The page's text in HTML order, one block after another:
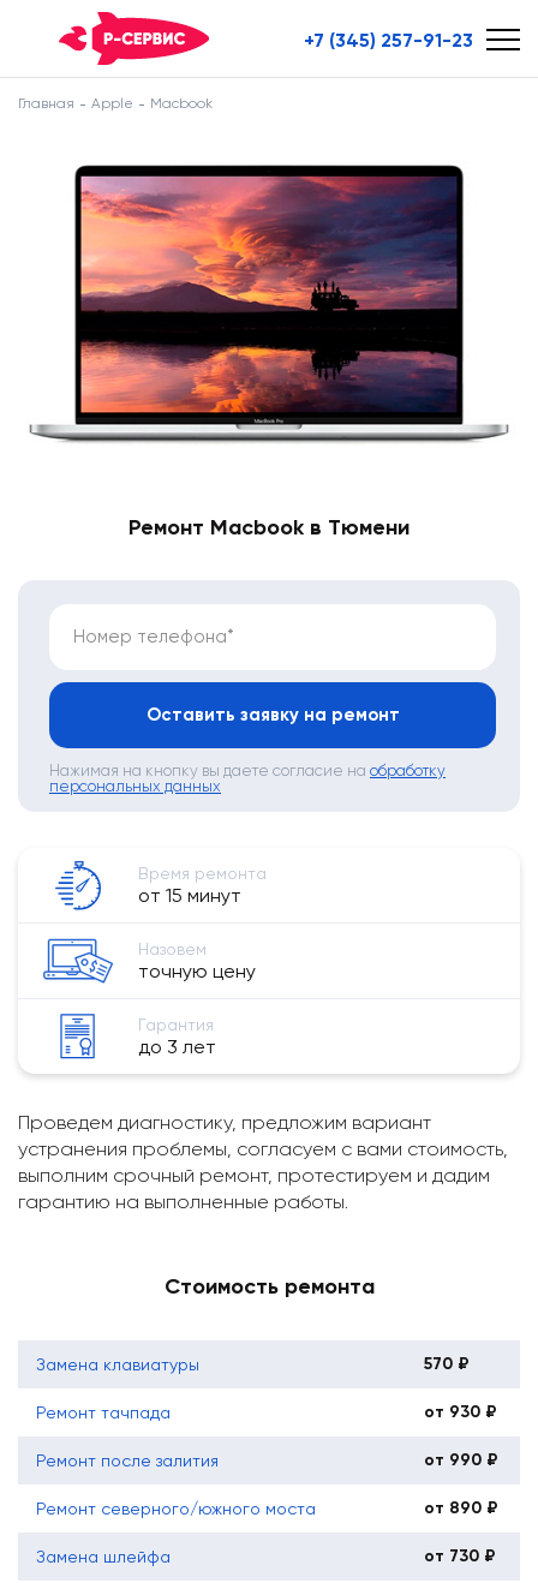
+7 (345) 257-91-23
Главная Apple Macbook
Ремонт Macbook в Тюмени
Номер телефона*
Оставить заявку на ремонт
Нажимая на кнопку вы даете согласие на обработку
персональных данных
Время ремонта
от 15 минут
Назовем
точную цену
Гарантия
до 3 лет
Проведем диагностику, предложим вариант
устранения проблемы, согласуем с вами стоимость,
выполним срочный ремонт, протестируем и дадим
гарантию на выполненные работы.
Стоимость ремонта
Замена клавиатуры 570 ₽
Ремонт тачпада от 930 ₽
Ремонт после залития от 990 ₽
Ремонт северного/южного моста от 890 ₽
Замена шлейфа от 730 ₽